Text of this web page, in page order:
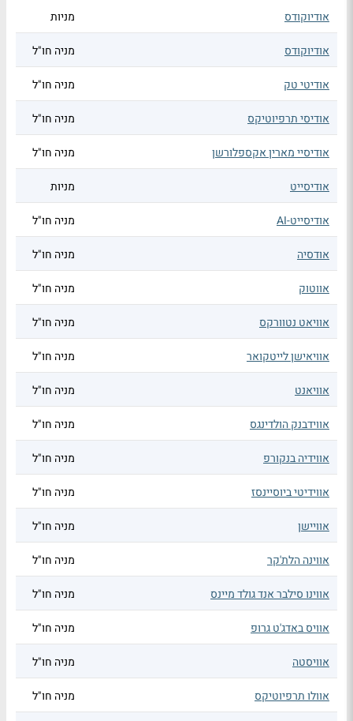
אודיוקודס מניות
אודיוקודס מניה חו"ל
אודיטי טק מניה חו"ל
אודיסי תרפיוטיקס מניה חו"ל
אודיסיי מארין אקספלורשן מניה חו"ל
אודיסייט מניות
אודיסייט-AI מניה חו"ל
אודסיה מניה חו"ל
אווטוק מניה חו"ל
אוויאט נטוורקס מניה חו"ל
אוויאישן לייטקואר מניה חו"ל
אוויאנט מניה חו"ל
אווידבנק הולדינגס מניה חו"ל
אווידיה בנקורפ מניה חו"ל
אווידיטי ביוסיינסז מניה חו"ל
אוויישן מניה חו"ל
אווינה הלת'קר מניה חו"ל
אווינו סילבר אנד גולד מיינס מניה חו"ל
אוויס באדג'ט גרופ מניה חו"ל
אוויסטה מניה חו"ל
אוולו תרפיוטיקס מניה חו"ל